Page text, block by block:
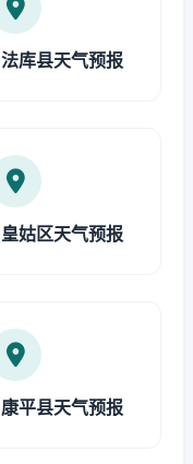
法库县天气预报
皇姑区天气预报
康平县天气预报